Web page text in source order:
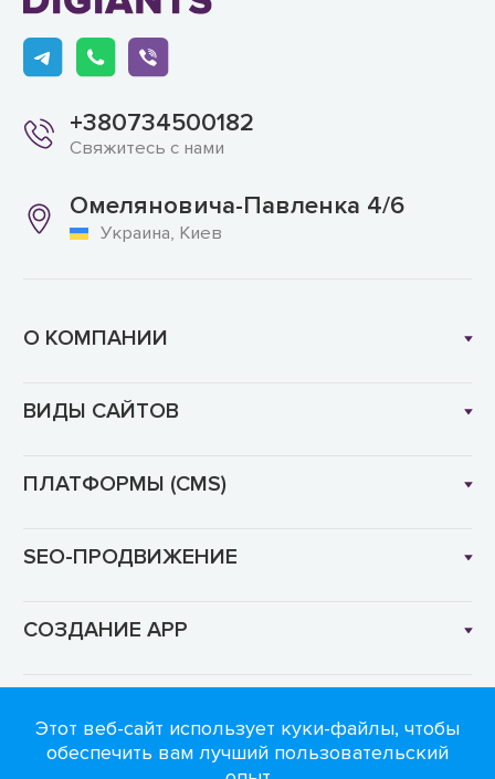
Этот веб-сайт использует куки-файлы, чтобы
обеспечить вам лучший пользовательский
+380734500182
Свяжитесь с нами
Омеляновича-Павленка 4/6
Украина, Киев
О КОМПАНИИ
ВИДЫ САЙТОВ
ПЛАТФОРМЫ (CMS)
SEO-ПРОДВИЖЕНИЕ
СОЗДАНИЕ APP
Язык: RU